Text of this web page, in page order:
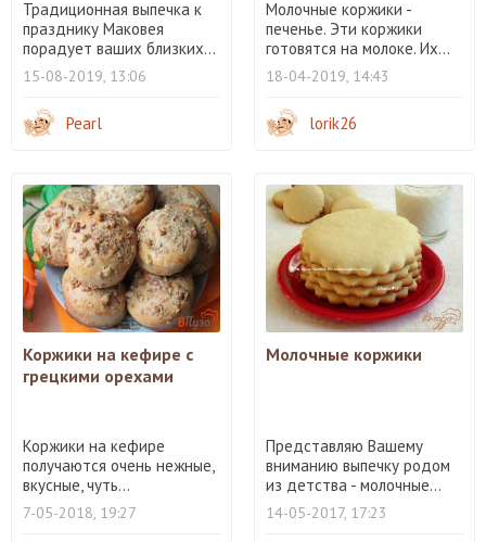
Традиционная выпечка к
празднику Маковея
порадует ваших близких...
15-08-2019, 13:06
Pearl
Молочные коржики -
печенье. Эти коржики
готовятся на молоке. Их...
18-04-2019, 14:43
lorik26
Коржики на кефире с
грецкими орехами
Коржики на кефире
получаются очень нежные,
вкусные, чуть...
7-05-2018, 19:27
Молочные коржики
Представляю Вашему
вниманию выпечку родом
из детства - молочные...
14-05-2017, 17:23